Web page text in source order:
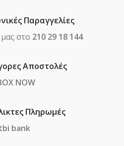
Παραγγελίες
στο 210 29 18 144
Αποστολές
NOW
Πληρωμές
bank